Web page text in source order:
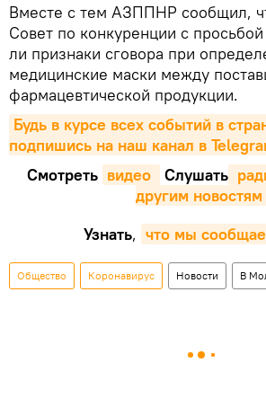
Вместе с тем АЗППНР сообщил,
Совет по конкуренции с
ли признаки сговора при
медицинские маски между
фармацевтической продукции.
Будь в курсе всех событий в
подпишись на наш канал в
Смотреть видео Cлушать
другим новостям
Узнать, что мы
Общество Коронавирус Новости В